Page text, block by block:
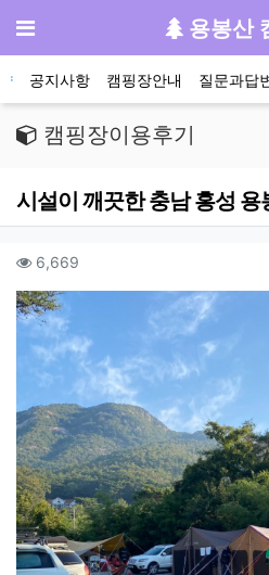
메뉴 용봉산
메인 메뉴
공지사항 캠핑장안내 질문과답
캠핑장이용후기
시설이 깨끗한 충남 홍성
작성자 정보
컨텐츠 정보
6,669
본문